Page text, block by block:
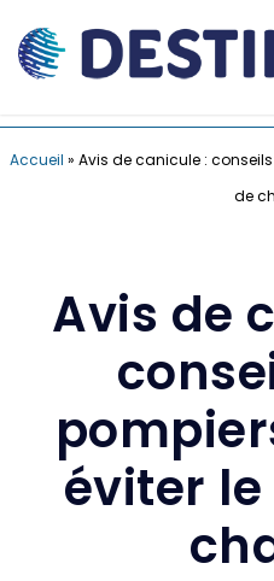
Accueil » Avis de canicule :
de
Avis de
éviter